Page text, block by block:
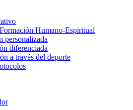
Humano-Espiritual
personalizada
diferenciada
a través del deporte